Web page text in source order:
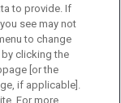
to provide. If
see may not
to change
clicking the
[or the
if applicable].
For more